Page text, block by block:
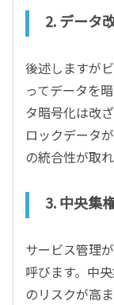
2. データ
後述しますが
ってデータを
タ暗号化は改
ロックデータ
の統合性が取
3. 中央集
サービス管理
呼びます。中
のリスクが高